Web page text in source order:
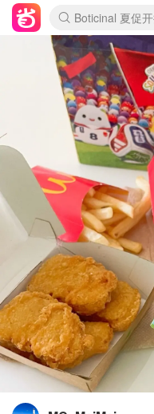
Boticinal 夏促
4折！lulu周四疯
还没结束！
Joybuy变相75
速领！Stanley
疑似霸哥！
Zalando 奥莱闪
Moncler反季囤
Coach Brooklyn